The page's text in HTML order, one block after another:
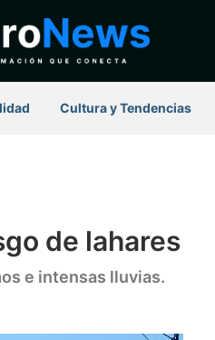
⁠ Cultura y Tendencias
de lahares
e intensas lluvias.